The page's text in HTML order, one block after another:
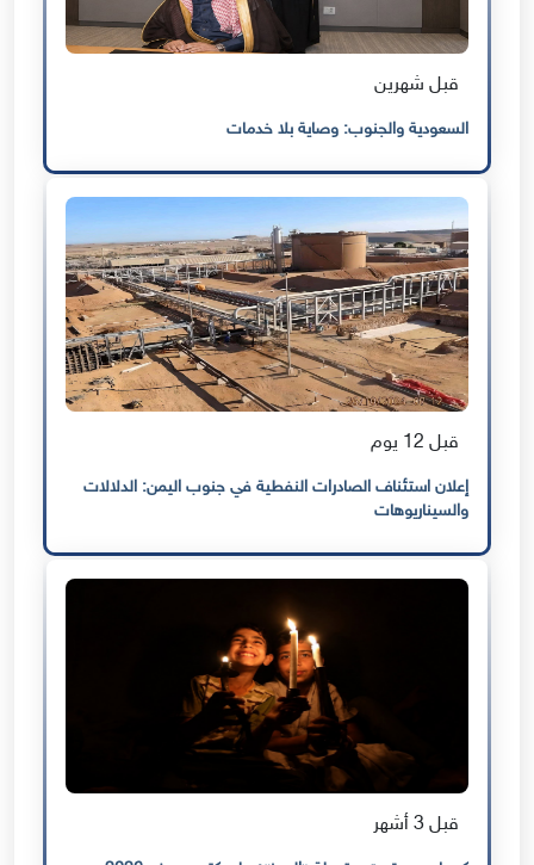
قبل شهرين
السعودية والجنوب: وصاية بلا خدمات
قبل 12 يوم
إعلان استئناف الصادرات النفطية في جنوب اليمن: الدلالات
والسيناريوهات
قبل 3 أشهر